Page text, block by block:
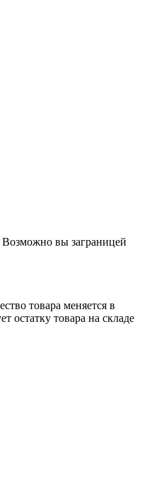
вы заграницей
товара меняется в
остатку товара на складе